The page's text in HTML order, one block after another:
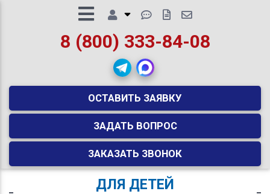
8 (800) 333-84-08
ОСТАВИТЬ ЗАЯВКУ
ЗАДАТЬ ВОПРОС
ЗАКАЗАТЬ ЗВОНОК
ДЛЯ ДЕТЕЙ